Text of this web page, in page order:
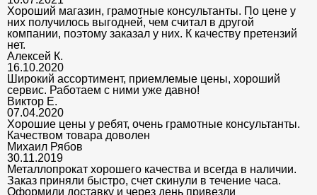
Хороший магазин, грамотные консультанты. По цене у
них получилось выгодней, чем считал в другой
компании, поэтому заказал у них. К качеству претензий
нет.
Алексей К.
16.10.2020
Широкий ассортимент, приемлемые цены, хороший
сервис. Работаем с ними уже давно!
Виктор Е.
07.04.2020
Хорошие цены у ребят, очень грамотные консультанты.
Качеством товара доволен
Михаил Рябов
30.11.2019
Металлопрокат хорошего качества и всегда в наличии.
Заказ приняли быстро, счет скинули в течение часа.
Оформили доставку и через день привезли